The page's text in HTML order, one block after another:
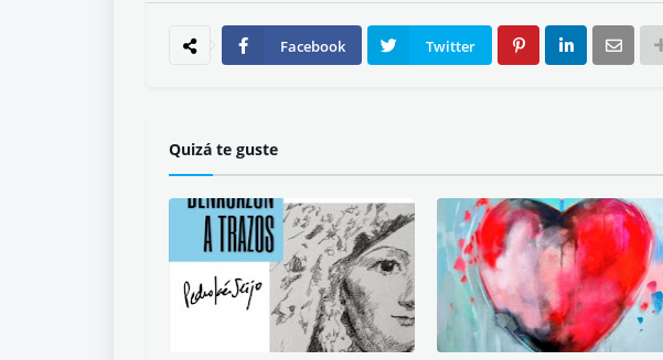
Facebook Twitter
Quizá te guste